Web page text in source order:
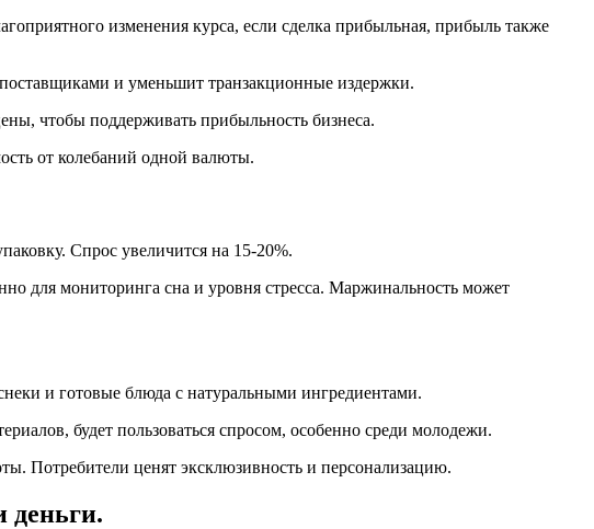
изменения курса, если сделка прибыльная, прибыль также
и уменьшит транзакционные издержки.
чтобы поддерживать прибыльность бизнеса.
от колебаний одной валюты.
Спрос увеличится на 15-20%.
для мониторинга сна и уровня стресса. Маржинальность может
и готовые блюда с натуральными ингредиентами.
будет пользоваться спросом, особенно среди молодежи.
Потребители ценят эксклюзивность и персонализацию.
деньги.